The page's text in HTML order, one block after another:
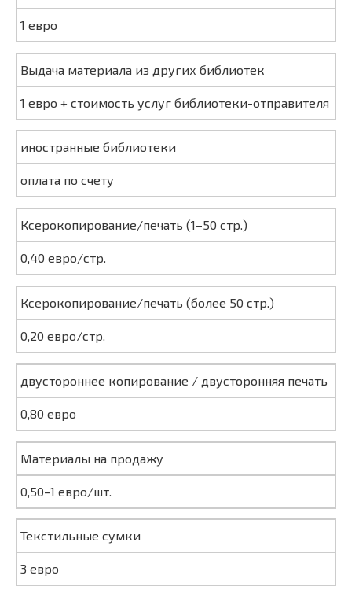
1 евро
Выдача материала из других библиотек
1 евро + стоимость услуг библиотеки-отправителя
иностранные библиотеки
оплата по счету
Ксерокопирование/печать (1–50 стр.)
0,40 евро/стр.
Ксерокопирование/печать (более 50 стр.)
0,20 евро/стр.
двустороннее копирование / двусторонняя печать
0,80 евро
Материалы на продажу
0,50–1 евро/шт.
Текстильные сумки
3 евро